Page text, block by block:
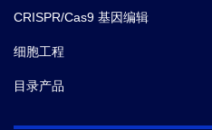
CRISPR/Cas9 基因编辑
细胞工程
目录产品